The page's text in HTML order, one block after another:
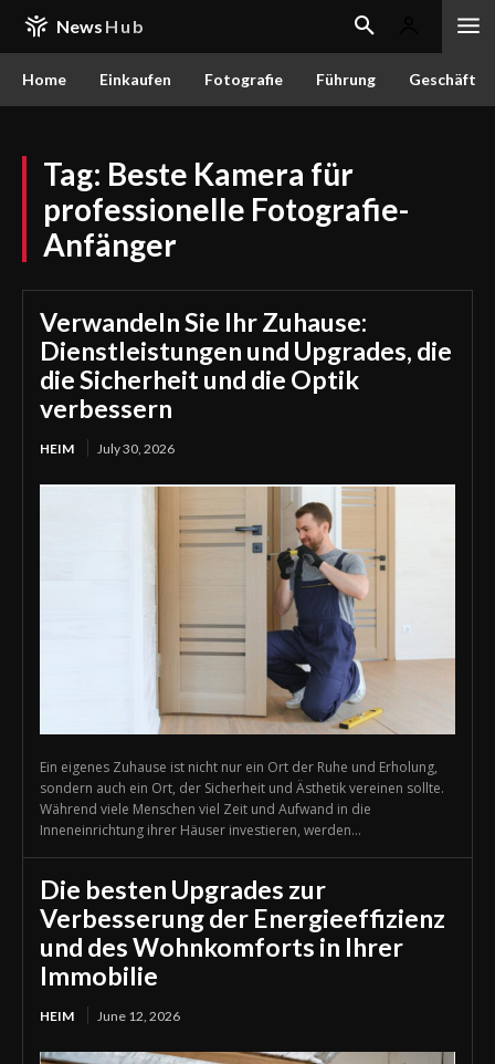
News Hub
Home Einkaufen Fotografie Führung Geschäft
Tag: Beste Kamera für
professionelle Fotografie-
Anfänger
Verwandeln Sie Ihr Zuhause:
Dienstleistungen und Upgrades, die
die Sicherheit und die Optik
verbessern
HEIM July 30, 2026
Ein eigenes Zuhause ist nicht nur ein Ort der Ruhe und Erholung,
sondern auch ein Ort, der Sicherheit und Ästhetik vereinen sollte.
Während viele Menschen viel Zeit und Aufwand in die
Inneneinrichtung ihrer Häuser investieren, werden...
Die besten Upgrades zur
Verbesserung der Energieeffizienz
und des Wohnkomforts in Ihrer
Immobilie
HEIM June 12, 2026